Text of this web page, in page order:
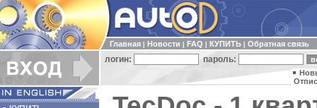
Главная Новости FAQ КУПИТЬ Обратная связь
логин: пароль: